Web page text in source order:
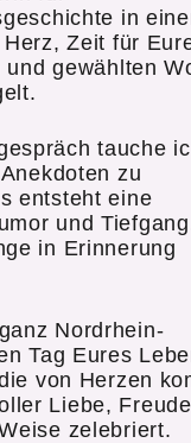
in
Zeit für
gewählten
tauche
zu
entsteht eine
und
in Erinnerung
Nordrhein-
Tag Eures
von Herzen
Liebe,
zelebriert.